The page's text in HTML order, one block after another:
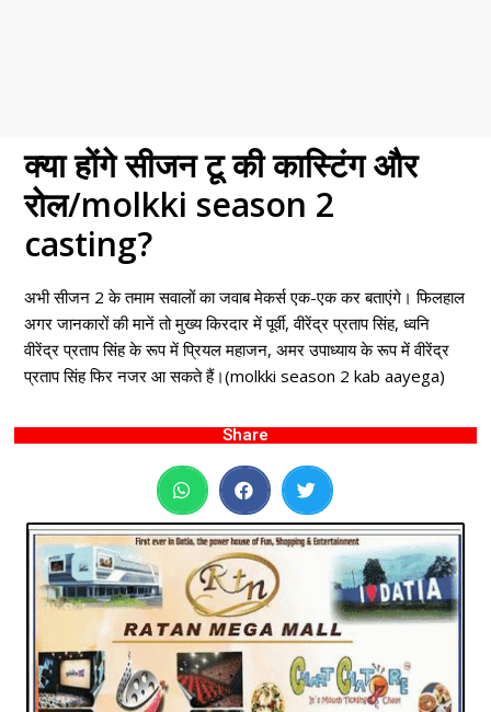
क्या होंगे सीजन टू की कास्टिंग और
रोल/molkki season 2
casting?
अभी सीजन 2 के तमाम सवालों का जवाब मेकर्स एक-एक कर बताएंगे। फिलहाल
अगर जानकारों की मानें तो मुख्य किरदार में पूर्वी, वीरेंद्र प्रताप सिंह, ध्वनि
वीरेंद्र प्रताप सिंह के रूप में प्रियल महाजन, अमर उपाध्याय के रूप में वीरेंद्र
प्रताप सिंह फिर नजर आ सकते हैं।(molkki season 2 kab aayega)
Share